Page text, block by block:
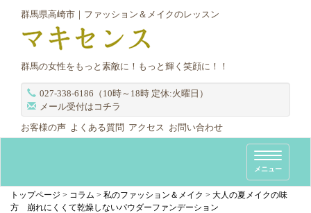
群馬県高崎市｜ファッション＆メイクのレッスン
群馬の女性をもっと素敵に！もっと輝く笑顔に！！
027-338-6186（10時～18時 定休:火曜日）
メール受付はコチラ
お客様の声 よくある質問 アクセス お問い合わせ
T
o
g
メニュー
トップページ > コラム > 私のファッション＆メイク > 大人の夏メイクの味
方 崩れにくくて乾燥しないパウダーファンデーション